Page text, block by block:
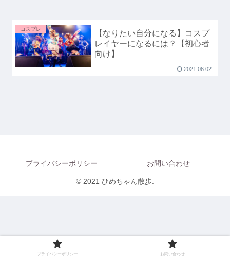
コスプレ
【なりたい自分になる】コスプ
レイヤーになるには？【初心者
向け】
2021.06.02
プライバシーポリシー お問い合わせ
© 2021 ひめちゃん散歩.
プライバシーポリシー お問い合わせ